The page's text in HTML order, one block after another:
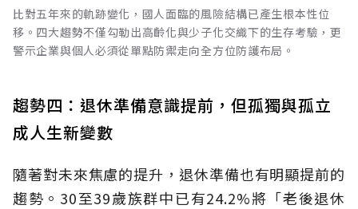
比對五年來的軌跡變化，國人面臨的風險結構已產生根本性位
移。四大趨勢不僅勾勒出高齡化與少子化交織下的生存考驗，更
警示企業與個人必須從單點防禦走向全方位防護布局。
趨勢四：退休準備意識提前，但孤獨與孤立
成人生新變數
隨著對未來焦慮的提升，退休準備也有明顯提前的
趨勢。30至39歲族群中已有24.2%將「老後退休